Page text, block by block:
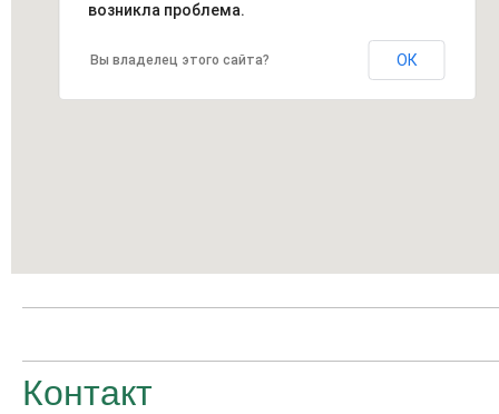
возникла проблема.
Вы владелец этого сайта? ОК
Контакт